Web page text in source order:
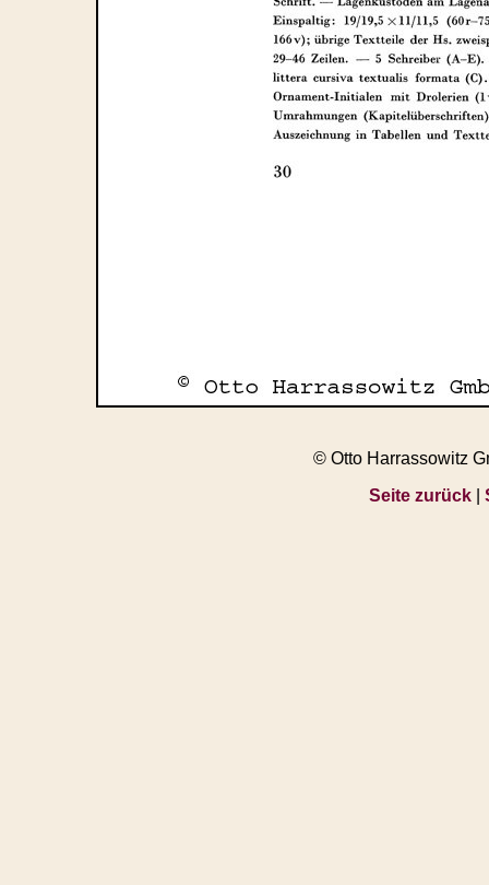
© Otto Harrassowitz
Seite zurück|